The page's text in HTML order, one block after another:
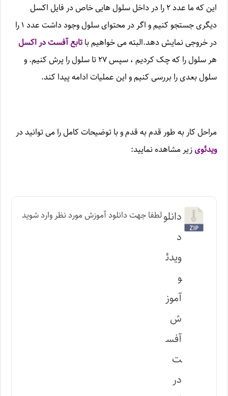
این که ما عدد ۲ را در داخل سلول هایی خاص در فایل اکسل
دیگری جستجو کنیم و اگر در محتوای سلول وجود داشت عدد ۱ را
در خروجی نمایش دهد.البته می خواهیم باتابع آفست در اکسل
هر سلول را که چک کردیم ، سپس ۲۷ تا سلول را پرش کنیم. و
سلول بعدی را بررسی کنیم و این عملیات ادامه پیدا کند.
مراحل کار به طور قدم به قدم و با توضیحات کامل را می توانید در
ویدئویزیر مشاهده نمایید:
دانلو
د
ویدئ
و
آموز
ش
آفس
ت
در
لطفا جهت دانلود آموزش مورد نظر وارد شوید